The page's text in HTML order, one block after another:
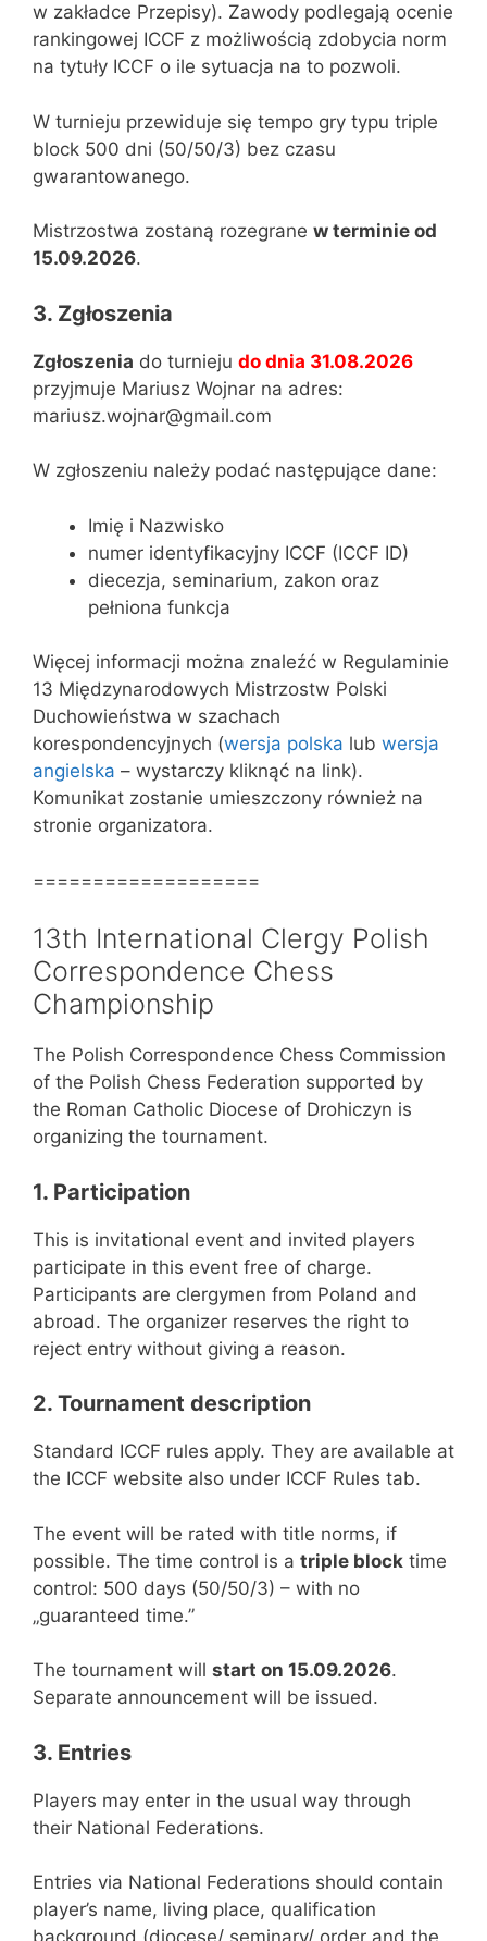
w zakładce Przepisy). Zawody podlegają ocenie
rankingowej ICCF z możliwością zdobycia norm
na tytuły ICCF o ile sytuacja na to pozwoli.
W turnieju przewiduje się tempo gry typu triple
block 500 dni (50/50/3) bez czasu
gwarantowanego.
Mistrzostwa zostaną rozegrane w terminie od
15.09.2026.
3. Zgłoszenia
Zgłoszenia do turnieju do dnia 31.08.2026
przyjmuje Mariusz Wojnar na adres:
mariusz.wojnar@gmail.com
W zgłoszeniu należy podać następujące dane:
Imię i Nazwisko
numer identyfikacyjny ICCF (ICCF ID)
diecezja, seminarium, zakon oraz
pełniona funkcja
Więcej informacji można znaleźć w Regulaminie
13 Międzynarodowych Mistrzostw Polski
Duchowieństwa w szachach
korespondencyjnych (wersja polska lub wersja
angielska – wystarczy kliknąć na link).
Komunikat zostanie umieszczony również na
stronie organizatora.
===================
13th International Clergy Polish
Correspondence Chess
Championship
The Polish Correspondence Chess Commission
of the Polish Chess Federation supported by
the Roman Catholic Diocese of Drohiczyn is
organizing the tournament.
1. Participation
This is invitational event and invited players
participate in this event free of charge.
Participants are clergymen from Poland and
abroad. The organizer reserves the right to
reject entry without giving a reason.
2. Tournament description
Standard ICCF rules apply. They are available at
the ICCF website also under ICCF Rules tab.
The event will be rated with title norms, if
possible. The time control is a triple block time
control: 500 days (50/50/3) – with no
„guaranteed time.”
The tournament will start on 15.09.2026.
Separate announcement will be issued.
3. Entries
Players may enter in the usual way through
their National Federations.
Entries via National Federations should contain
player’s name, living place, qualification